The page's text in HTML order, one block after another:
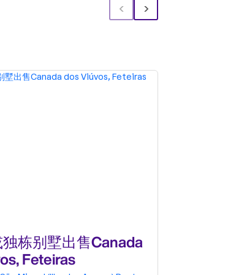
栋别墅出售Canada
Feteiras
‹ ›